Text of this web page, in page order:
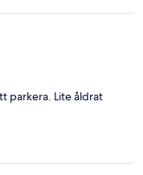
parkera. Lite åldrat